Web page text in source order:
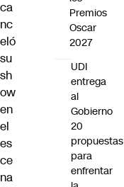
ca
nc
eló
su
sh
ow
en
el
es
ce
na
Premios
Oscar
2027
UDI
entrega
al
Gobierno
20
propuestas
para
enfrentar